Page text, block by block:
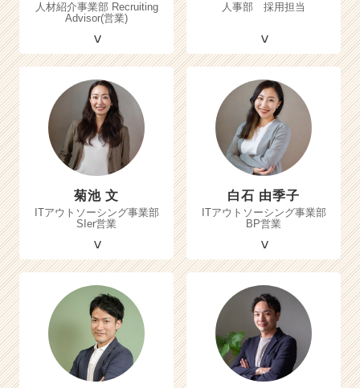
人材紹介事業部 Recruiting
Advisor(営業)
人事部 採用担当
菊池 文
ITアウトソーシング事業部
SIer営業
白石 由季子
ITアウトソーシング事業部
BP営業